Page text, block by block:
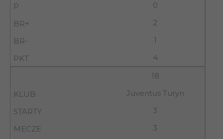
0
2
1
4
18
Juventus Turyn
3
3